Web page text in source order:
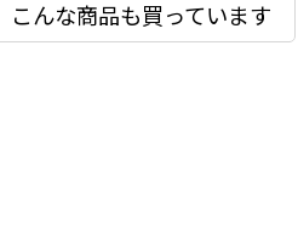
こんな商品も買っています